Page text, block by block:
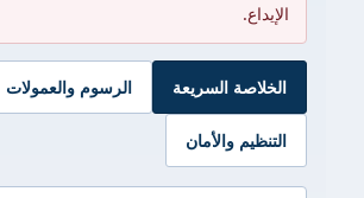
الإيداع.
الخلاصة السريعة الرسوم والعمولات
التنظيم والأمان